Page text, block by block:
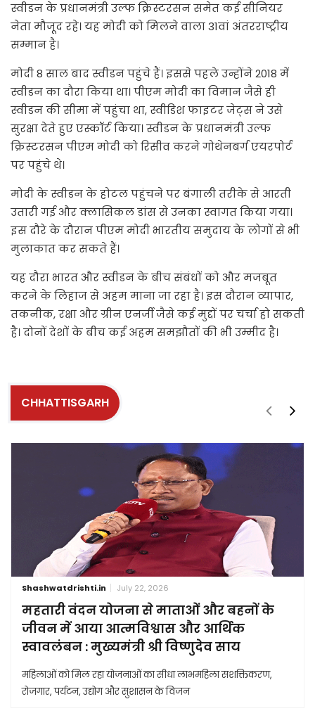
स्वीडन के प्रधानमंत्री उल्फ क्रिस्टरसन समेत कई सीनियर
नेता मौजूद रहे। यह मोदी को मिलने वाला 31वां अंतरराष्ट्रीय
सम्मान है।
मोदी 8 साल बाद स्वीडन पहुंचे हैं। इससे पहले उन्होंने 2018 में
स्वीडन का दौरा किया था। पीएम मोदी का विमान जैसे ही
स्वीडन की सीमा में पहुंचा था, स्वीडिश फाइटर जेट्स ने उसे
सुरक्षा देते हुए एस्कॉर्ट किया। स्वीडन के प्रधानमंत्री उल्फ
क्रिस्टरसन पीएम मोदी को रिसीव करने गोथेनबर्ग एयरपोर्ट
पर पहुंचे थे।
मोदी के स्वीडन के होटल पहुंचने पर बंगाली तरीके से आरती
उतारी गई और क्लासिकल डांस से उनका स्वागत किया गया।
इस दौरे के दौरान पीएम मोदी भारतीय समुदाय के लोगों से भी
मुलाकात कर सकते हैं।
यह दौरा भारत और स्वीडन के बीच संबंधों को और मजबूत
करने के लिहाज से अहम माना जा रहा है। इस दौरान व्यापार,
तकनीक, रक्षा और ग्रीन एनर्जी जैसे कई मुद्दों पर चर्चा हो सकती
है। दोनों देशों के बीच कई अहम समझौतों की भी उम्मीद है।
CHHATTISGARH
Shashwatdrishti.in July 22, 2026
महतारी वंदन योजना से माताओं और बहनों के
जीवन में आया आत्मविश्वास और आर्थिक
स्वावलंबन : मुख्यमंत्री श्री विष्णुदेव साय
महिलाओं को मिल रहा योजनाओं का सीधा लाभमहिला सशक्तिकरण,
रोजगार, पर्यटन, उद्योग और सुशासन के विजन